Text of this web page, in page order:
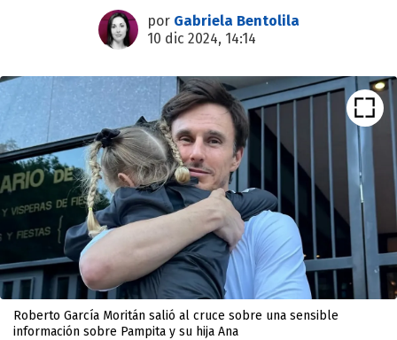
por Gabriela Bentolila
10 dic 2024, 14:14
Roberto García Moritán salió al cruce sobre una sensible
información sobre Pampita y su hija Ana